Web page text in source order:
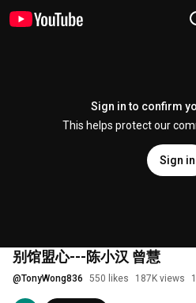
Sign in to confirm
This helps protect our
Sign in
别馆盟心---陈小汉 曾慧
@TonyWong836 550 likes 187K views